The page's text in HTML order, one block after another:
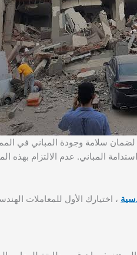
لضمان سلامة وجودة المباني في
المباني. عدم الالتزام بهذه
، اختيارك الأول للمعاملات